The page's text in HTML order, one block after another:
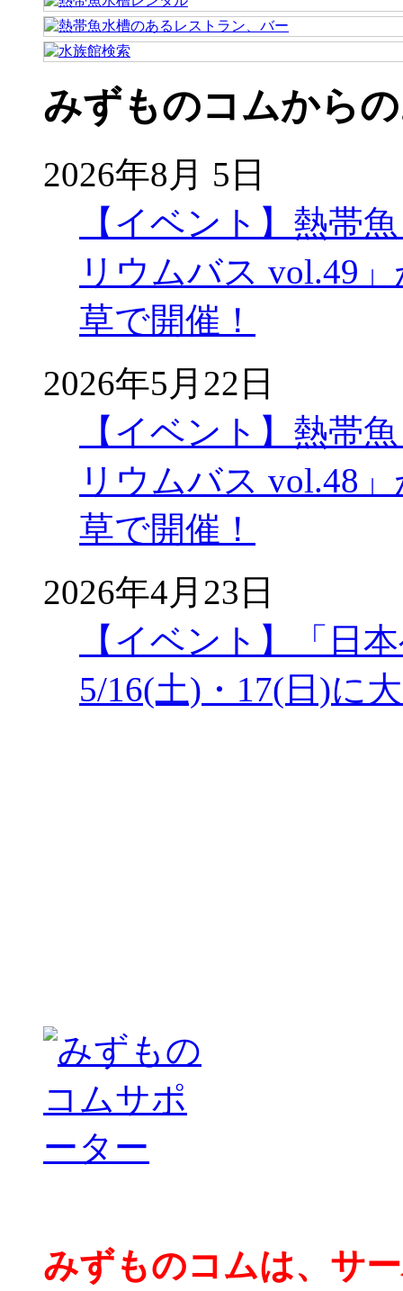
みずものコムから
2026年8月 5日
【イベント】熱帯
リウムバス vol.49
草で開催！
2026年5月22日
【イベント】熱帯
リウムバス vol.48
草で開催！
2026年4月23日
【イベント】「日
5/16(土)・17(日)に
みずものコムは、サ